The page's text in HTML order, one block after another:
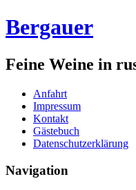
Bergauer
Feine Weine in
Anfahrt
Impressum
Kontakt
Gästebuch
Datenschutzerklärung
Navigation